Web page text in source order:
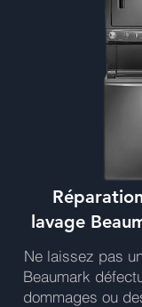
lavage
Ne laissez pas
Beaumark
dommages ou